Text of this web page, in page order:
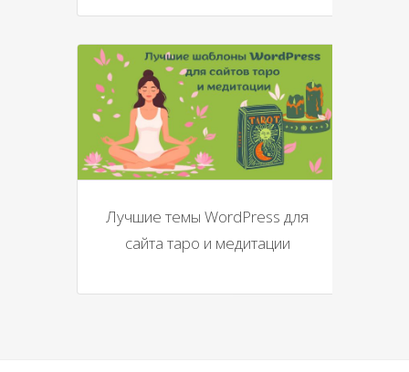
Лучшие темы WordPress для
сайта таро и медитации